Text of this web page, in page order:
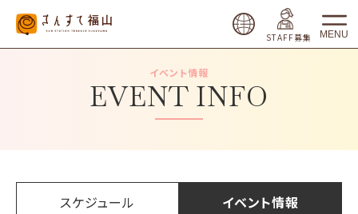
STAFF募集 MENU
EVENT INFO
イベント情報
スケジュール イベント情報